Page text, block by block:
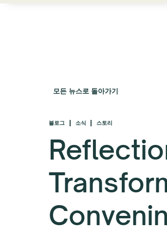
모든 뉴스로 돌아가기
블로그 소식 스토리